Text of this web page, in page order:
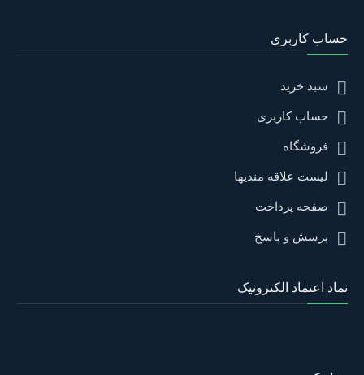
حساب کاربری
سبد خرید
حساب کاربری
فروشگاه
لیست علاقه مندیها
صفحه پرداخت
پرسش و پاسخ
نماد اعتماد الکترونیک